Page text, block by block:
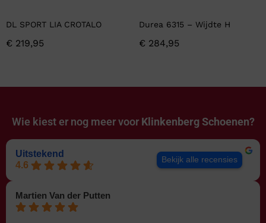
DL SPORT LIA CROTALO
€ 219,95
Durea 6315 – Wijdte H
€ 284,95
Wie kiest er nog meer voor Klinkenberg Schoenen?
Uitstekend
4.6
Bekijk alle recensies
Martien Van der Putten